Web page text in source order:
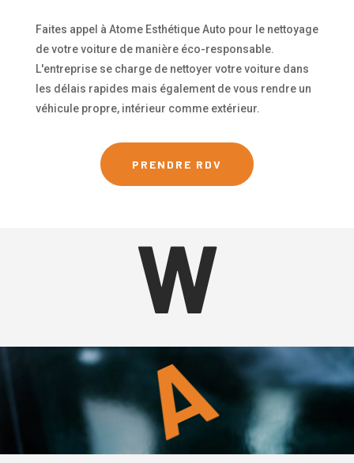
Faites appel à Atome Esthétique Auto pour le nettoyage
de votre voiture de manière éco-responsable.
L'entreprise se charge de nettoyer votre voiture dans
les délais rapides mais également de vous rendre un
véhicule propre, intérieur comme extérieur.
PRENDRE RDV
W
A